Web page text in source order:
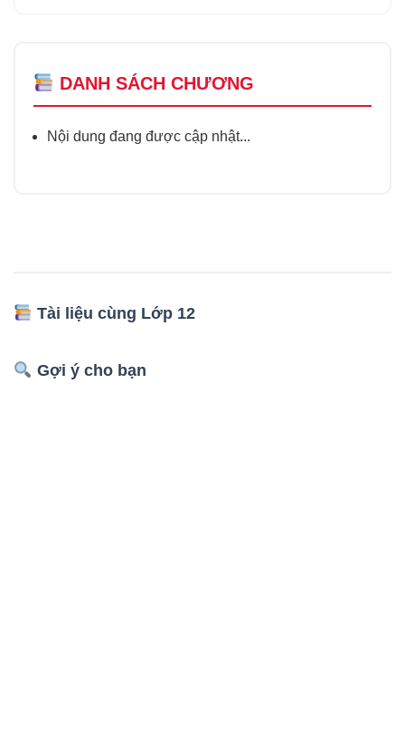
DANH SÁCH CHƯƠNG
Nội dung đang được cập nhật...
Tài liệu cùng Lớp 12
Gợi ý cho bạn